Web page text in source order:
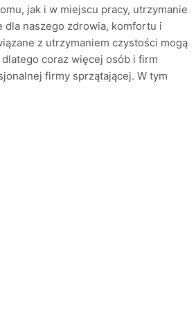
jak i w miejscu pracy, utrzymanie
dla naszego zdrowia, komfortu i
z utrzymaniem czystości mogą
coraz więcej osób i firm
firmy sprzątającej. W tym